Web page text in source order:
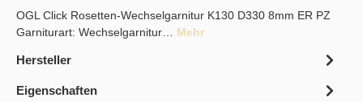
OGL Click Rosetten-Wechselgarnitur K130 D330 8mm ER PZ
Garniturart: Wechselgarnitur… Mehr
Hersteller
Eigenschaften